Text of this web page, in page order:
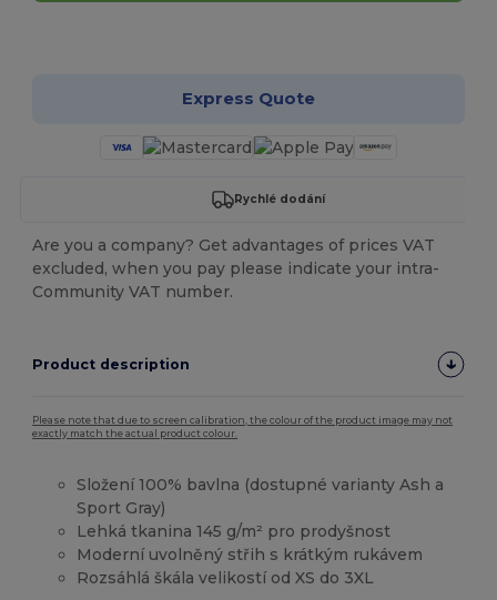
Express Quote
Rychlé dodání
Are you a company? Get advantages of prices VAT
excluded, when you pay please indicate your intra-
Community VAT number.
Product description
Please note that due to screen calibration, the colour of the product image may not
exactly match the actual product colour.
Složení 100% bavlna (dostupné varianty Ash a
Sport Gray)
Lehká tkanina 145 g/m² pro prodyšnost
Moderní uvolněný střih s krátkým rukávem
Rozsáhlá škála velikostí od XS do 3XL